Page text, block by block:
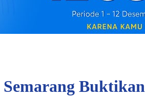
Buktikan